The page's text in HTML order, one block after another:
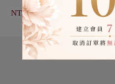
油一步膠
NT$ 399  